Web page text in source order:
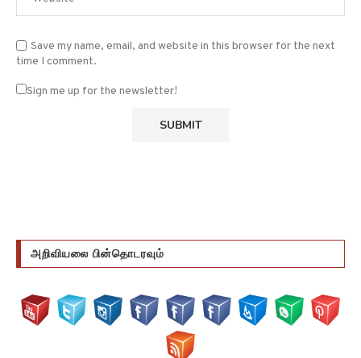
Save my name, email, and website in this browser for the next
time I comment.
Sign me up for the newsletter!
அறிவியலை பின்தொடரவும்